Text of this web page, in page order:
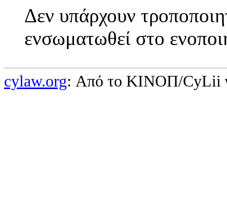
Δεν υπάρχουν
ενσωματωθεί στο
cylaw.org: Από το ΚΙΝOΠ/CyLii